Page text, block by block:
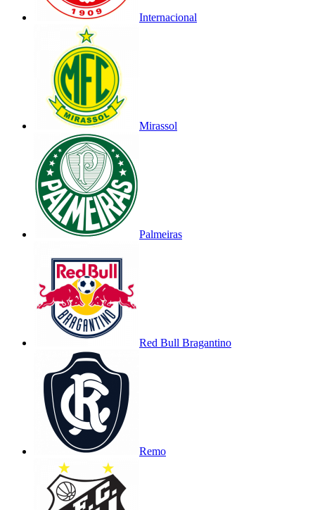
Internacional
Mirassol
Palmeiras
Red Bull Bragantino
Remo